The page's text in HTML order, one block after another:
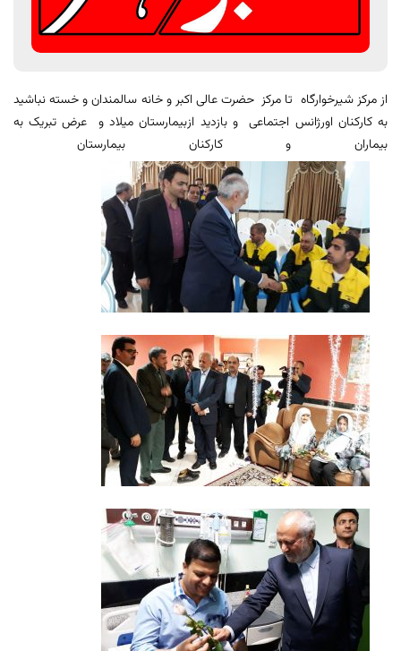
از مرکز شیرخوارگاه تا مرکز حضرت عالی اکبر و خانه سالمندان و خسته نباشید
به کارکنان اورژانس اجتماعی و بازدید ازبیمارستان میلاد و عرض تبریک به
بیماران و کارکنان بیمارستان